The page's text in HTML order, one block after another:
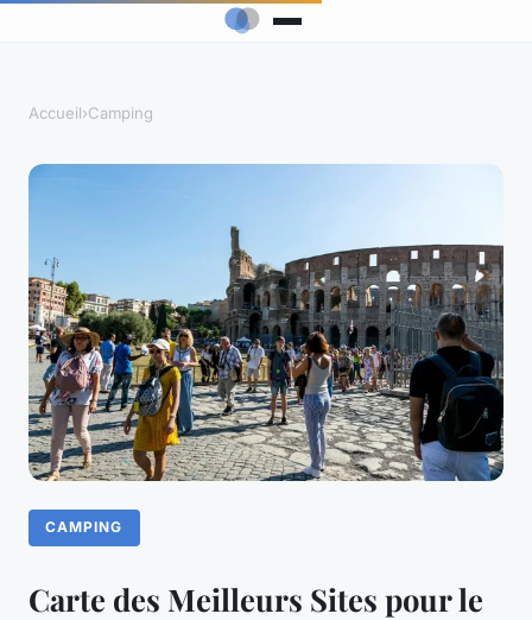
Accueil›Camping
CAMPING
Carte des Meilleurs Sites pour le